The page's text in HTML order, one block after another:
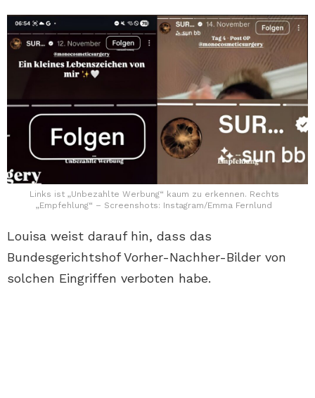
Links ist „Unbezahlte Werbung“ kaum zu erkennen. Rechts
„Empfehlung“ – Screenshots: Instagram/Emma Fernlund
Louisa weist darauf hin, dass das
Bundesgerichtshof Vorher-Nachher-Bilder von
solchen Eingriffen verboten habe.